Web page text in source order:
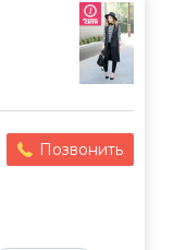
Позвонить